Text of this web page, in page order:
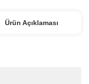
Ürün Açıklaması